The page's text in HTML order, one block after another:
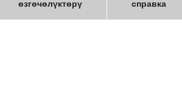
өзгөчөлүктөрү справка